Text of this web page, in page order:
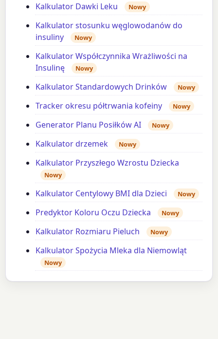
Kalkulator Dawki Leku Nowy
Kalkulator stosunku węglowodanów do
insuliny
Nowy
Kalkulator Współczynnika Wrażliwości na
Insulinę
Nowy
Kalkulator Standardowych Drinków Nowy
Tracker okresu półtrwania kofeiny Nowy
Generator Planu Posiłków AI Nowy
Kalkulator drzemek Nowy
Kalkulator Przyszłego Wzrostu Dziecka
Nowy
Kalkulator Centylowy BMI dla Dzieci Nowy
Predyktor Koloru Oczu Dziecka Nowy
Kalkulator Rozmiaru Pieluch Nowy
Kalkulator Spożycia Mleka dla Niemowląt
Nowy